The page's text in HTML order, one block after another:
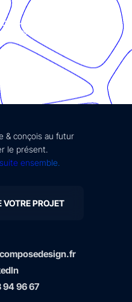
- Tous droits réservés -
légales
& conçois au futur
le présent.
ensemble.
VOTRE PROJET
94 96 67